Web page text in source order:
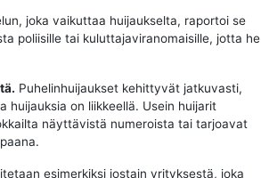
joka vaikuttaa huijaukselta, raportoi se
poliisille tai kuluttajaviranomaisille, jotta he
Puhelinhuijaukset kehittyvät jatkuvasti,
huijauksia on liikkeellä. Usein huijarit
näyttävistä numeroista tai tarjoavat
esimerkiksi jostain yrityksestä, joka